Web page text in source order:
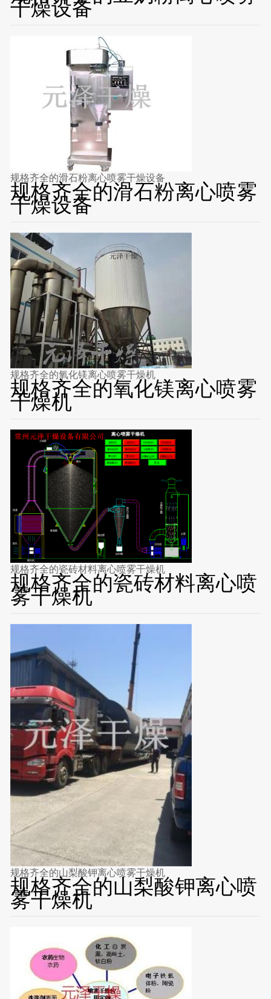
干燥设备
规格齐全的滑石粉离心喷雾干燥设备
规格齐全的滑石粉离心喷雾
干燥设备
规格齐全的氧化镁离心喷雾干燥机
规格齐全的氧化镁离心喷雾
干燥机
规格齐全的瓷砖材料离心喷雾干燥机
规格齐全的瓷砖材料离心喷
雾干燥机
规格齐全的山梨酸钾离心喷雾干燥机
规格齐全的山梨酸钾离心喷
雾干燥机